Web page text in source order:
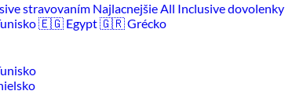
stravovaním Najlacnejšie All Inclusive dovolenky
🇪🇬 Egypt🇬🇷 Grécko